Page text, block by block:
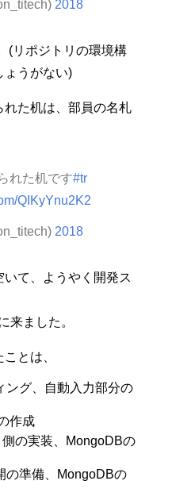
2018
(リポジトリの環境構
ょうがない)
れた机は、部員の名札
れた机です#tr
QIKyYnu2K2
2018
て、ようやく開発ス
来ました。
とは、
グ、自動入力部分の
作成
の実装、MongoDBの
準備、MongoDBの